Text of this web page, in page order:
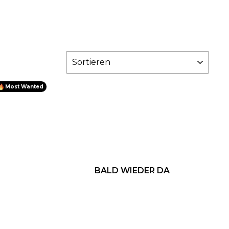
Most Wanted
BALD WIEDER DA